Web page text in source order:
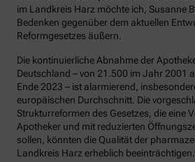
im Landkreis Harz möchte ich, Susanne
Bedenken gegenüber dem aktuellen
Reformgesetzes äußern.
Die kontinuierliche Abnahme der
Deutschland – von 21.500 im Jahr 2001
Ende 2023 – ist alarmierend,
europäischen Durchschnitt. Die
Strukturreformen des Gesetzes, die eine
Apotheker und mit reduzierten
sollen, könnten die Qualität der
Landkreis Harz erheblich